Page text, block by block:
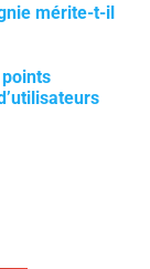
mérite-t-il